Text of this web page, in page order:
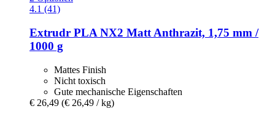
4.1 (41)
Extrudr PLA NX2 Matt Anthrazit, 1,75 mm /
1000 g
Mattes Finish
Nicht toxisch
Gute mechanische Eigenschaften
€ 26,49 (€ 26,49 / kg)